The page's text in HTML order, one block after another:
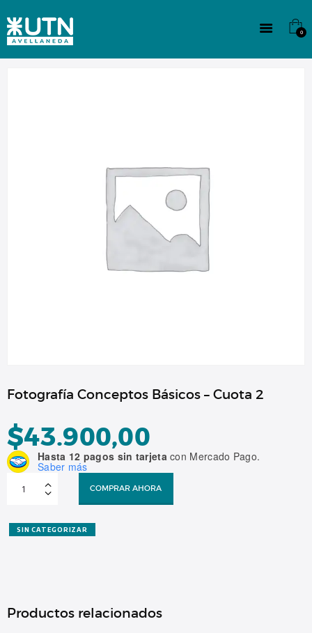
0
CULTURA
Fotografía Conceptos Básicos – Cuota 2
$43.900,00
Hasta 12 pagos sin tarjetacon Mercado Pago.
Saber más
Conceptos
Básicos
2
cantidad
COMPRAR AHORA
SIN CATEGORIZAR
Productos relacionados